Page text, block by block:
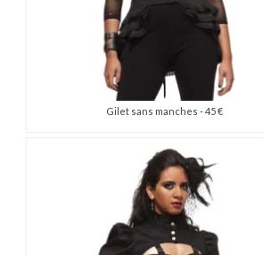
Gilet sans manches - 45 €